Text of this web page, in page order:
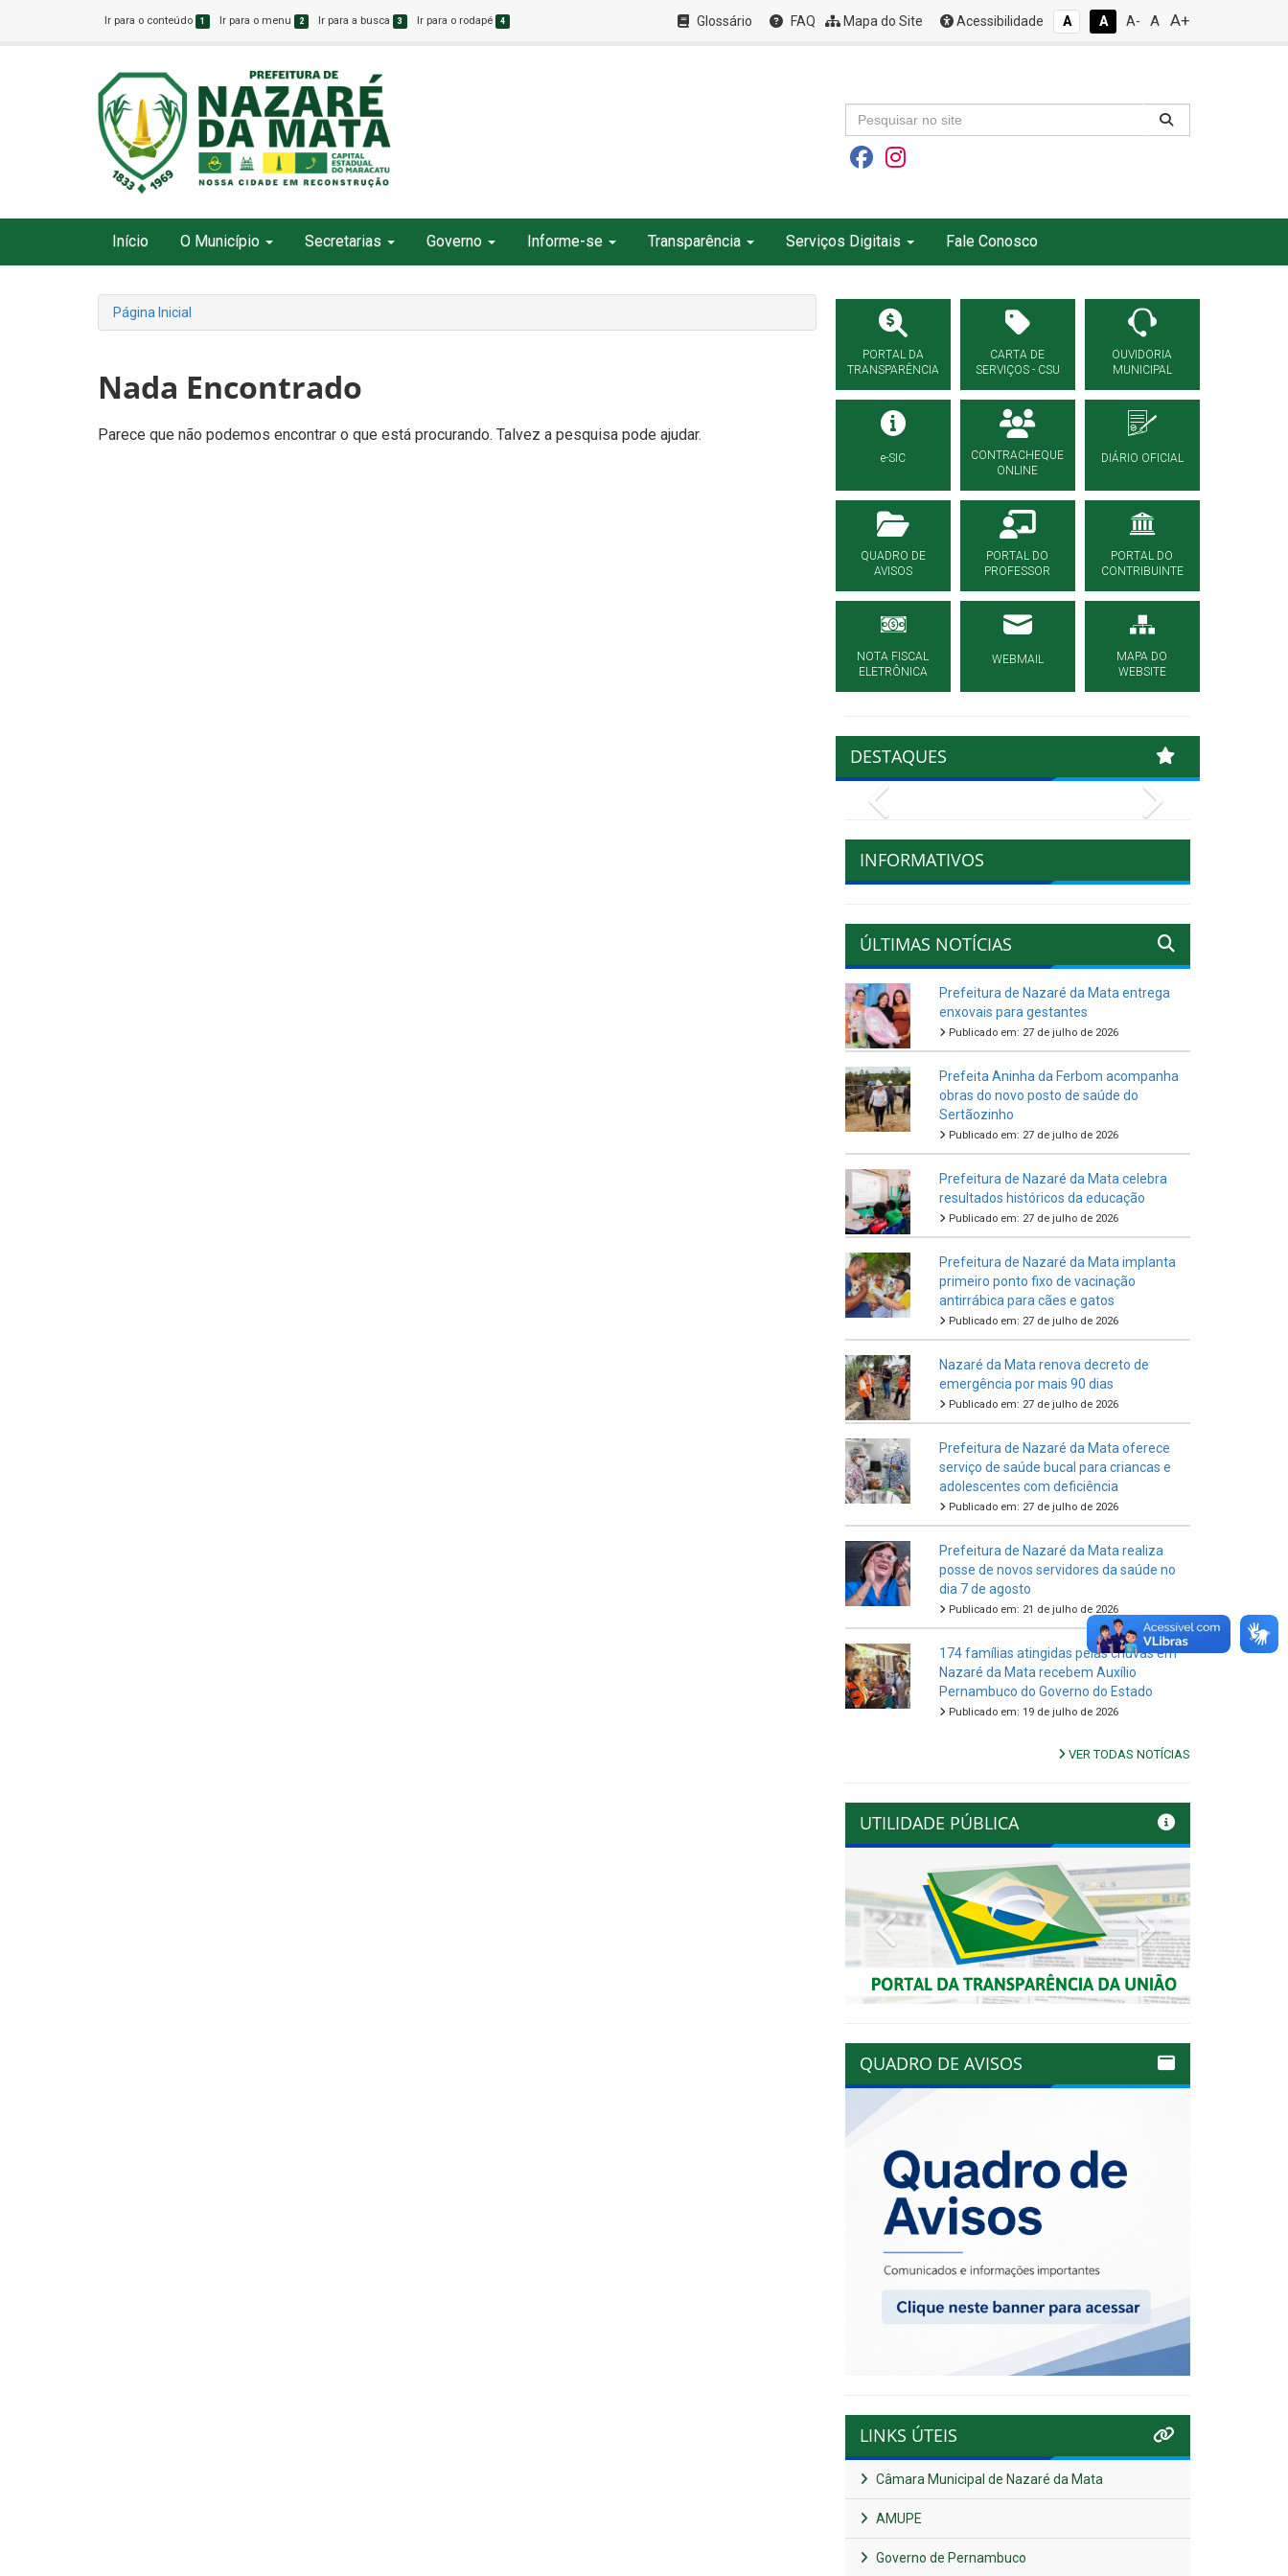
Ir para o conteúdo 1 Ir para o menu 2 Ir para a busca 3 Ir para o rodapé 4 Glossário FAQ Mapa do Site Acessibilidade A A A- A A+
Início O Município Secretarias Governo Informe-se Transparência Serviços Digitais Fale Conosco
Página Inicial
Nada Encontrado
Parece que não podemos encontrar o que está procurando. Talvez a pesquisa pode ajudar.
PORTAL DA
TRANSPARÊNCIA
CARTA DE
SERVIÇOS - CSU
OUVIDORIA
MUNICIPAL
e-SIC
CONTRACHEQUE
ONLINE
DIÁRIO OFICIAL
QUADRO DE
AVISOS
PORTAL DO
PROFESSOR
PORTAL DO
CONTRIBUINTE
NOTA FISCAL
ELETRÔNICA
WEBMAIL
MAPA DO
WEBSITE
DESTAQUES
INFORMATIVOS
ÚLTIMAS NOTÍCIAS
Prefeitura de Nazaré da Mata entrega
enxovais para gestantes
Publicado em: 27 de julho de 2026
Prefeita Aninha da Ferbom acompanha
obras do novo posto de saúde do
Sertãozinho
Publicado em: 27 de julho de 2026
Prefeitura de Nazaré da Mata celebra
resultados históricos da educação
Publicado em: 27 de julho de 2026
Prefeitura de Nazaré da Mata implanta
primeiro ponto fixo de vacinação
antirrábica para cães e gatos
Publicado em: 27 de julho de 2026
Nazaré da Mata renova decreto de
emergência por mais 90 dias
Publicado em: 27 de julho de 2026
Prefeitura de Nazaré da Mata oferece
serviço de saúde bucal para criancas e
adolescentes com deficiência
Publicado em: 27 de julho de 2026
Prefeitura de Nazaré da Mata realiza
posse de novos servidores da saúde no
dia 7 de agosto
Publicado em: 21 de julho de 2026
174 famílias atingidas pelas chuvas em
Nazaré da Mata recebem Auxílio
Pernambuco do Governo do Estado
Publicado em: 19 de julho de 2026
VER TODAS NOTÍCIAS
UTILIDADE PÚBLICA
Previous Next
QUADRO DE AVISOS
LINKS ÚTEIS
Câmara Municipal de Nazaré da Mata
AMUPE
Governo de Pernambuco